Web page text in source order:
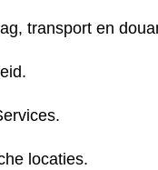
transport en
locaties.